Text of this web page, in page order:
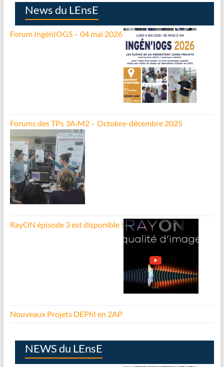
News du LEnsE
Forum IngénIOGS – 04 mai 2026
Forums des TPs 3A·M2 – Octobre-décembre 2025
RayON épisode 3 est disponible !
Nouveaux Projets DEPhI en 2AP
NEWS du LEnsE